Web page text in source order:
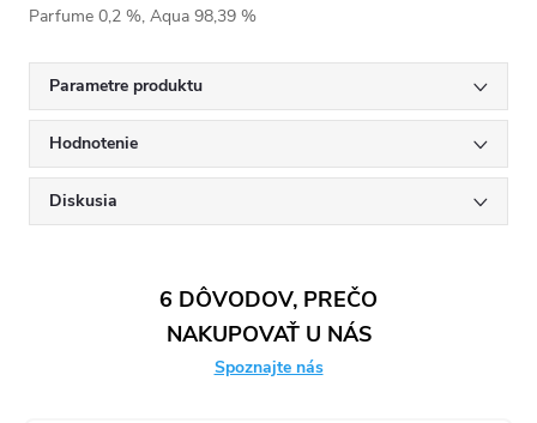
Parfume 0,2 %, Aqua 98,39 %
Parametre produktu
Hodnotenie
Diskusia
6 DÔVODOV, PREČO
NAKUPOVAŤ U NÁS
Spoznajte nás